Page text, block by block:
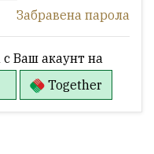
Забравена парола
Ваш акаунт на
Together